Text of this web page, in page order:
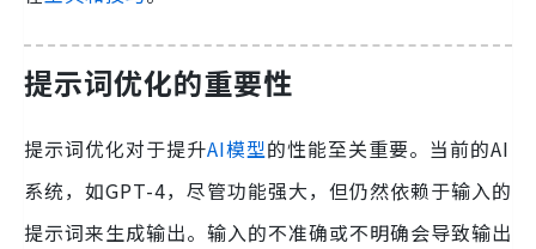
提示词优化的重要性
提示词优化对于提升AI模型的性能至关重要。当前的AI
系统，如GPT-4，尽管功能强大，但仍然依赖于输入的
提示词来生成输出。输入的不准确或不明确会导致输出